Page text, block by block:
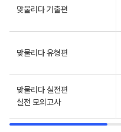
맞물리다 기출편
맞물리다 유형편
맞물리다 실전편
실전 모의고사